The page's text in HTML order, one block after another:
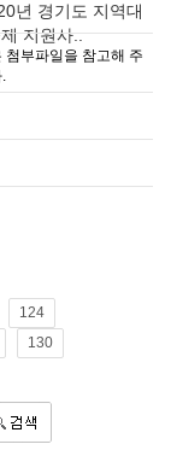
년 경기도 지역대
지원사..
첨부파일을 참고해 주
124
130